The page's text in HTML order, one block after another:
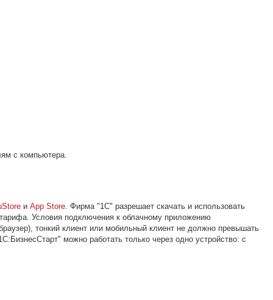
с компьютера.
и App Store. Фирма "1С" разрешает скачать и использовать
Условия подключения к облачному приложению
тонкий клиент или мобильный клиент не должно превышать
можно работать только через одно устройство: с